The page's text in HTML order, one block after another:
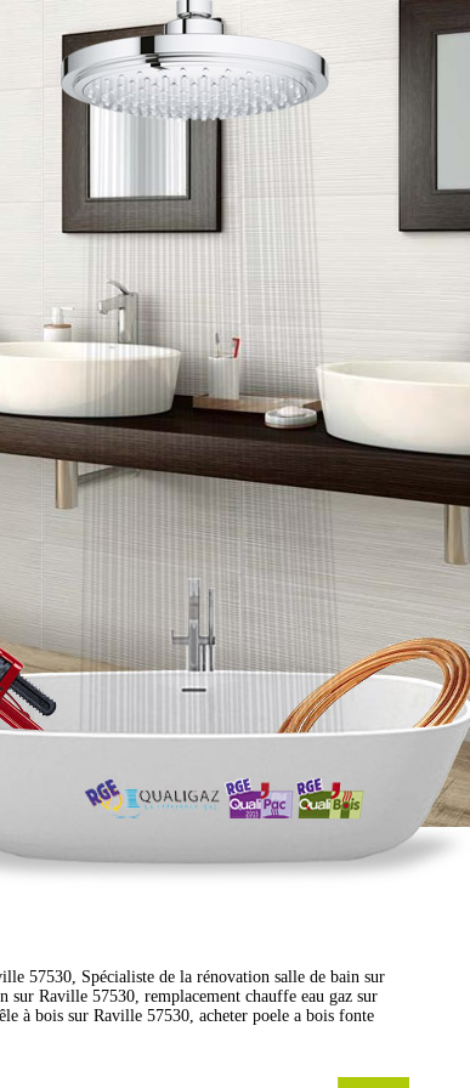
57530, Spécialiste de la rénovation salle de bain sur
sur Raville 57530, remplacement chauffe eau gaz sur
à bois sur Raville 57530, acheter poele a bois fonte